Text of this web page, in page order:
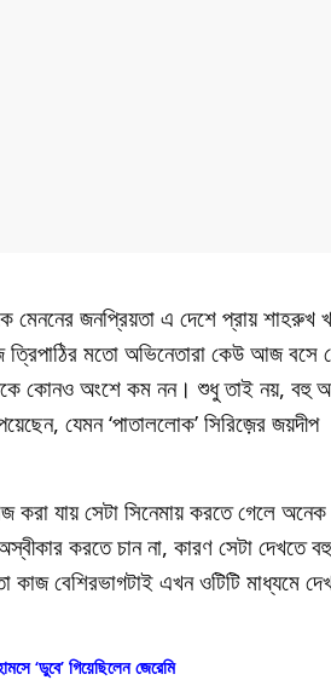
জনপ্রিয়তা এ দেশে প্রায় শাহরুখ
ত্রিপাঠির মতো অভিনেতারা কেউ আজ বসে
কোনও অংশে কম নন। শুধু তাই নয়, বহু
যেমন ‘পাতাললোক’ সিরিজ়ের জয়দীপ
করা যায় সেটা সিনেমায় করতে গেলে
করতে চান না, কারণ সেটা দেখতে
বেশিরভাগটাই এখন ওটিটি মাধ্যমে
‘ডুবে’ গিয়েছিলেন জেরেমি